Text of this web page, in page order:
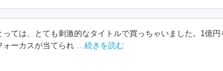
ては、とても刺激的なタイトルで買っちゃいました。1億
ォーカスが当てられ …続きを読む